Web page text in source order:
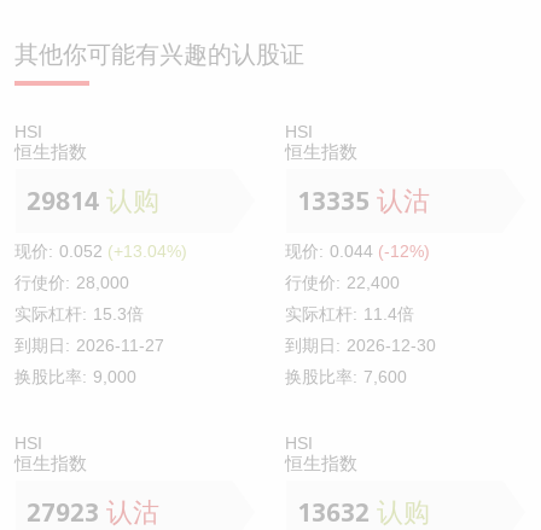
其他你可能有兴趣的认股证
HSI
恒生指数
29814 认购
现价: 0.052 (+13.04%)
行使价: 28,000
实际杠杆: 15.3倍
到期日: 2026-11-27
换股比率: 9,000
HSI
恒生指数
13335 认沽
现价: 0.044 (-12%)
行使价: 22,400
实际杠杆: 11.4倍
到期日: 2026-12-30
换股比率: 7,600
HSI
恒生指数
27923 认沽
HSI
恒生指数
13632 认购